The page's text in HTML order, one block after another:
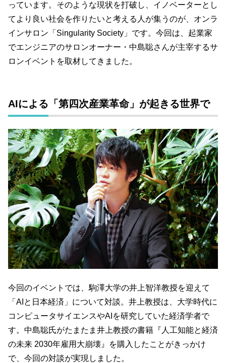
っています。そのような現状を打破し、イノベーターとし
てより良い社会を作りたいと考える人が集うのが、オンラ
インサロン「Singularity Society」です。今回は、起業家
でエンジニアのサロンオーナー・中島聡さんが主宰するサ
ロンイベントを取材してきました。
AIによる「第四次産業革命」が起きる世界で
今回のイベントでは、駒澤大学の井上智洋教授を迎えて
「AIと日本経済」について対談。井上教授は、大学時代に
コンピュータサイエンスやAIを研究していた経済学者で
す。中島聡氏がたまたま井上教授の書籍『人工知能と経済
の未来 2030年雇用大崩壊』を購入したことがきっかけ
で、今回の対談が実現しました。